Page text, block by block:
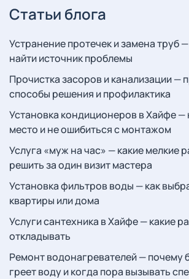
Статьи блога
Устранение протечек и замена труб
найти источник проблемы
Прочистка засоров и канализации —
способы решения и профилактика
Установка кондиционеров в Хайфе —
место и не ошибиться с монтажом
Услуга «муж на час» — какие мелкие
решить за один визит мастера
Установка фильтров воды — как
квартиры или дома
Услуги сантехника в Хайфе — какие
откладывать
Ремонт водонагревателей — почему
греет воду и когда пора вызывать